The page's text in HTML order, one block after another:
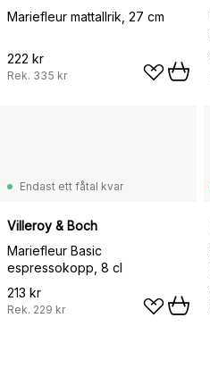
Mariefleur mattallrik, 27 cm
222 kr
Rek. 335 kr
Endast ett fåtal kvar
Villeroy & Boch
Mariefleur Basic
espressokopp, 8 cl
213 kr
Rek. 229 kr